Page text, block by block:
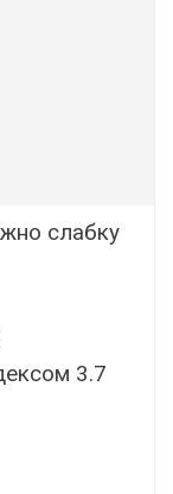
слабку
3.7